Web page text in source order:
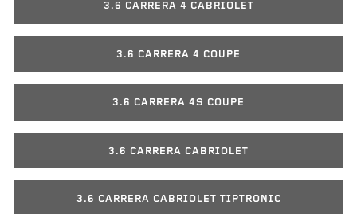
3.6 CARRERA 4 CABRIOLET
3.6 CARRERA 4 COUPE
3.6 CARRERA 4S COUPE
3.6 CARRERA CABRIOLET
3.6 CARRERA CABRIOLET TIPTRONIC